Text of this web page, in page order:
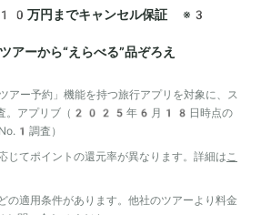
万円までキャンセル保証 ※3
ーから“えらべる”品ぞろえ
ー予約」機能を持つ旅行アプリを対象に、ス
調査。アプリブ（2025年6月18日時点の
調査）
てポイントの還元率が異なります。詳細は こ
適用条件があります。他社のツアーより料金